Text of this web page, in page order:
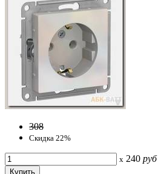
308
Скидка 22%
x 240 руб